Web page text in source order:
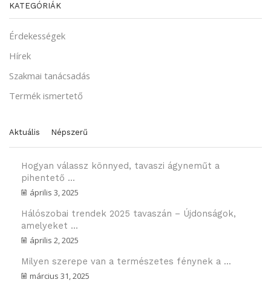
KATEGÓRIÁK
Érdekességek
Hírek
Szakmai tanácsadás
Termék ismertető
Aktuális Népszerű
Hogyan válassz könnyed, tavaszi ágyneműt a
pihentető ...
április 3, 2025
Hálószobai trendek 2025 tavaszán – Újdonságok,
amelyeket ...
április 2, 2025
Milyen szerepe van a természetes fénynek a ...
március 31, 2025